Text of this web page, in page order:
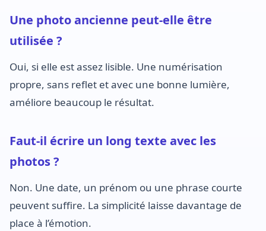
Une photo ancienne peut-elle être
utilisée ?
Oui, si elle est assez lisible. Une numérisation
propre, sans reflet et avec une bonne lumière,
améliore beaucoup le résultat.
Faut-il écrire un long texte avec les
photos ?
Non. Une date, un prénom ou une phrase courte
peuvent suffire. La simplicité laisse davantage de
place à l’émotion.